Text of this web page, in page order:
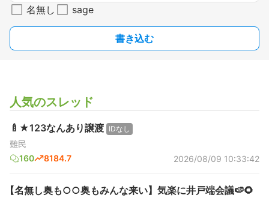
名無し sage
書き込む
人気のスレッド
🍼★123なんあり譲渡 IDなし
難民
160
8184.7 2026/08/09 10:33:42
【名無し奥も○○奥もみんな来い】気楽に井戸端会議🍉🌻